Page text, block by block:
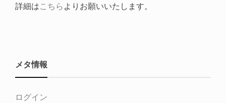
詳細はこちら よりお願いいたします。
メタ情報
ログイン